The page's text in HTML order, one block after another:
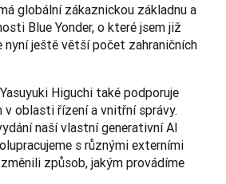
globální zákaznickou základnu a
Blue Yonder, o které jsem již
nyní ještě větší počet zahraničních
Higuchi také podporuje
v oblasti řízení a vnitřní správy.
naší vlastní generativní AI
s různými externími
způsob, jakým provádíme